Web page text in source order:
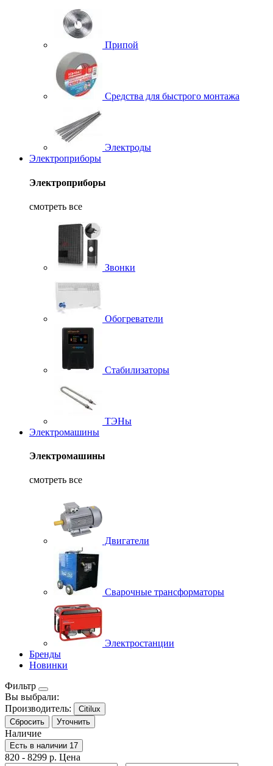
Припой
Средства для быстрого монтажа
Электроды
Электроприборы
Электроприборы
смотреть все
Звонки
Обогреватели
Стабилизаторы
ТЭНы
Электромашины
Электромашины
смотреть все
Двигатели
Сварочные трансформаторы
Электростанции
Бренды
Новинки
Фильтр
Вы выбрали:
Производитель:
Citilux
Сбросить
Уточнить
Наличие
Есть в наличии 17
820 - 8299 р. Цена